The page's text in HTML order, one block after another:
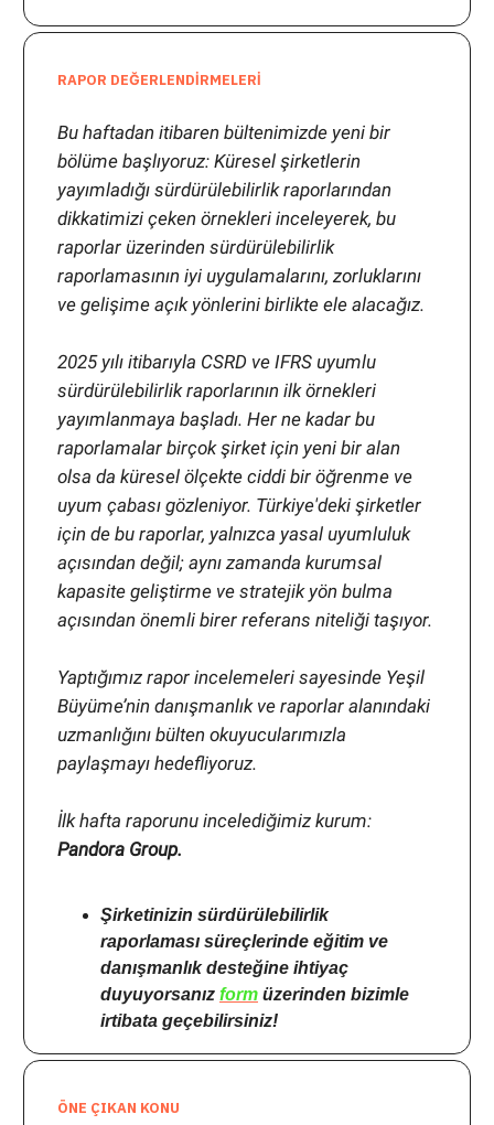
RAPOR DEĞERLENDİRMELERİ
Bu haftadan itibaren bültenimizde yeni bir
bölüme başlıyoruz: Küresel şirketlerin
yayımladığı sürdürülebilirlik raporlarından
dikkatimizi çeken örnekleri inceleyerek, bu
raporlar üzerinden sürdürülebilirlik
raporlamasının iyi uygulamalarını, zorluklarını
ve gelişime açık yönlerini birlikte ele alacağız.
2025 yılı itibarıyla CSRD ve IFRS uyumlu
sürdürülebilirlik raporlarının ilk örnekleri
yayımlanmaya başladı. Her ne kadar bu
raporlamalar birçok şirket için yeni bir alan
olsa da küresel ölçekte ciddi bir öğrenme ve
uyum çabası gözleniyor. Türkiye'deki şirketler
için de bu raporlar, yalnızca yasal uyumluluk
açısından değil; aynı zamanda kurumsal
kapasite geliştirme ve stratejik yön bulma
açısından önemli birer referans niteliği taşıyor.
Yaptığımız rapor incelemeleri sayesinde Yeşil
Büyüme’nin danışmanlık ve raporlar alanındaki
uzmanlığını bülten okuyucularımızla
paylaşmayı hedefliyoruz.
İlk hafta raporunu incelediğimiz kurum:
Pandora Group.
Şirketinizin sürdürülebilirlik
raporlaması süreçlerinde eğitim ve
danışmanlık desteğine ihtiyaç
duyuyorsanız form üzerinden bizimle
irtibata geçebilirsiniz!
ÖNE ÇIKAN KONU